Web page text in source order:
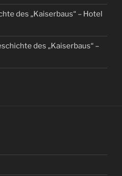
des „Kaiserbaus“ – Hotel
des „Kaiserbaus“ –